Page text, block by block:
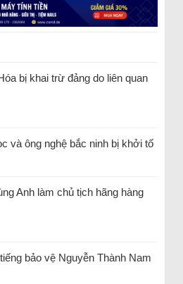
bị khai trừ đảng do liên quan
và ông nghệ bắc ninh bị khởi tố
Anh làm chủ tịch hãng hàng
bảo vệ Nguyễn Thành Nam